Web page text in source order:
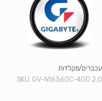
הוסף קו תחתון לקישורים
סמן קישורים
לאפס את כל האפשרויות
cached
עכברים/מקלדות
SKU: GV-N1656OC-4GD 2.0